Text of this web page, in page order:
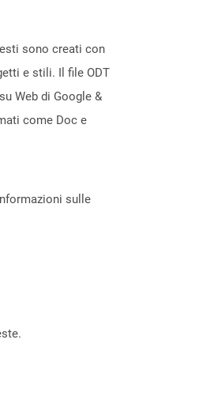
sono creati con
e stili. Il file ODT
Web di Google &
come Doc e
sulle